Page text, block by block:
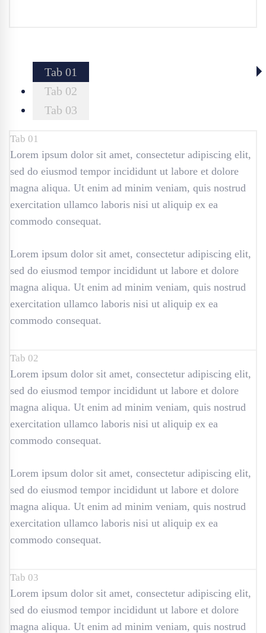
Tab 01
Tab 02
Tab 03
Tab 01
Lorem ipsum dolor sit amet, consectetur adipiscing elit,
sed do eiusmod tempor incididunt ut labore et dolore
magna aliqua. Ut enim ad minim veniam, quis nostrud
exercitation ullamco laboris nisi ut aliquip ex ea
commodo consequat.
Lorem ipsum dolor sit amet, consectetur adipiscing elit,
sed do eiusmod tempor incididunt ut labore et dolore
magna aliqua. Ut enim ad minim veniam, quis nostrud
exercitation ullamco laboris nisi ut aliquip ex ea
commodo consequat.
Tab 02
Lorem ipsum dolor sit amet, consectetur adipiscing elit,
sed do eiusmod tempor incididunt ut labore et dolore
magna aliqua. Ut enim ad minim veniam, quis nostrud
exercitation ullamco laboris nisi ut aliquip ex ea
commodo consequat.
Lorem ipsum dolor sit amet, consectetur adipiscing elit,
sed do eiusmod tempor incididunt ut labore et dolore
magna aliqua. Ut enim ad minim veniam, quis nostrud
exercitation ullamco laboris nisi ut aliquip ex ea
commodo consequat.
Tab 03
Lorem ipsum dolor sit amet, consectetur adipiscing elit,
sed do eiusmod tempor incididunt ut labore et dolore
magna aliqua. Ut enim ad minim veniam, quis nostrud